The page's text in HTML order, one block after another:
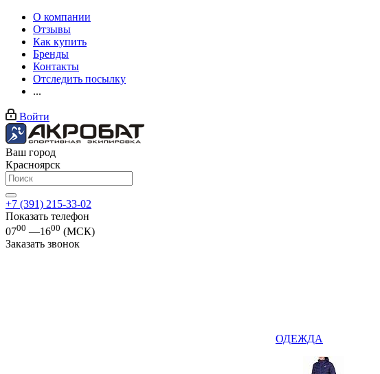
О компании
Отзывы
Как купить
Бренды
Контакты
Отследить посылку
...
Войти
Ваш город
Красноярск
+7 (391) 215-33-02
Показать телефон
0700 —1600 (МСК)
Заказать звонок
ОДЕЖДА